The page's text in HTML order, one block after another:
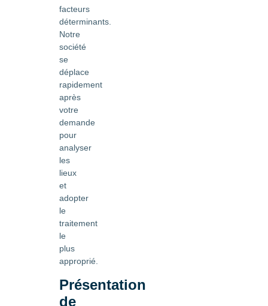
facteurs
déterminants.
Notre
société
se
déplace
rapidement
après
votre
demande
pour
analyser
les
lieux
et
adopter
le
traitement
le
plus
approprié.
Présentation
de